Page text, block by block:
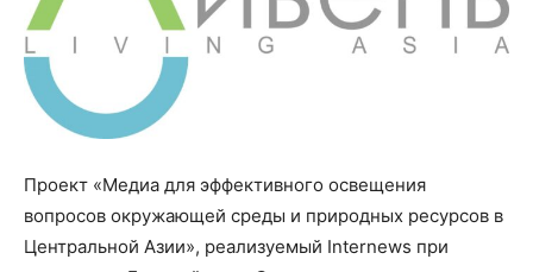
Проект «Медиа для эффективного освещения
вопросов окружающей среды и природных ресурсов в
Центральной Азии», реализуемый Internews при